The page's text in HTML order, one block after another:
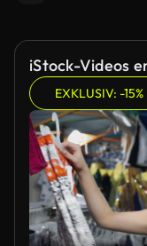
iStock-Videos
EXKLUSIV: -